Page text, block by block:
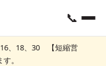
📞
16、18、30 【短縮営
。